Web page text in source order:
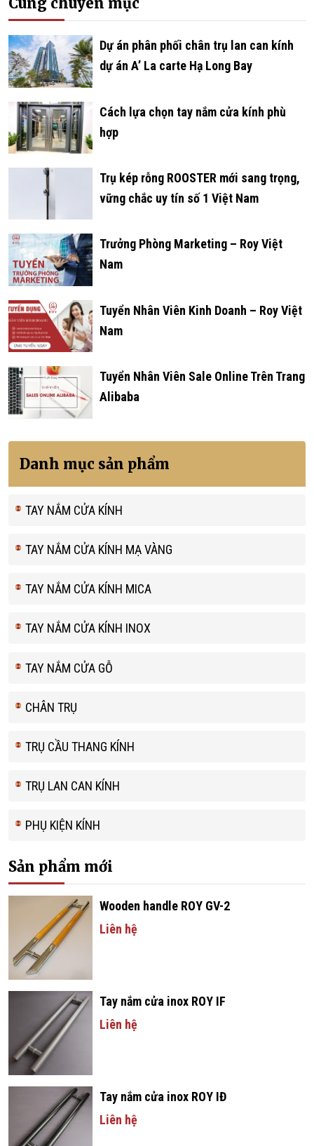
­­­­­­Dự án phân phối chân trụ lan can kính
dự án A’ La carte Hạ Long Bay
Cách lựa chọn tay nắm cửa kính phù
hợp
Trụ kép rỗng ROOSTER mới sang trọng,
vững chắc uy tín số 1 Việt Nam
Trưởng Phòng Marketing – Roy Việt
Nam
Tuyển Nhân Viên Kinh Doanh – Roy Việt
Nam
Tuyển Nhân Viên Sale Online Trên Trang
Alibaba
Danh mục sản phẩm
TAY NẮM CỬA KÍNH
TAY NẮM CỬA KÍNH MẠ VÀNG
TAY NẮM CỬA KÍNH MICA
TAY NẮM CỬA KÍNH INOX
TAY NẮM CỬA GỖ
CHÂN TRỤ
TRỤ CẦU THANG KÍNH
TRỤ LAN CAN KÍNH
PHỤ KIỆN KÍNH
Sản phẩm mới
Wooden handle ROY GV-2
Liên hệ
Tay nắm cửa inox ROY IF
Liên hệ
Tay nắm cửa inox ROY IĐ
Liên hệ